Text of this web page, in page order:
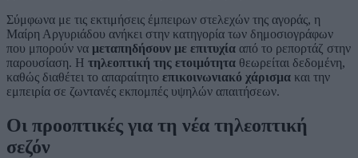
Σύμφωνα με τις εκτιμήσεις έμπειρων στελεχών της αγοράς, η
Μαίρη Αργυριάδου ανήκει στην κατηγορία των δημοσιογράφων
που μπορούν να μεταπηδήσουν με επιτυχία από το ρεπορτάζ στην
παρουσίαση. Η τηλεοπτική της ετοιμότητα θεωρείται δεδομένη,
καθώς διαθέτει το απαραίτητο επικοινωνιακό χάρισμα και την
εμπειρία σε ζωντανές εκπομπές υψηλών απαιτήσεων.
Οι προοπτικές για τη νέα τηλεοπτική
σεζόν